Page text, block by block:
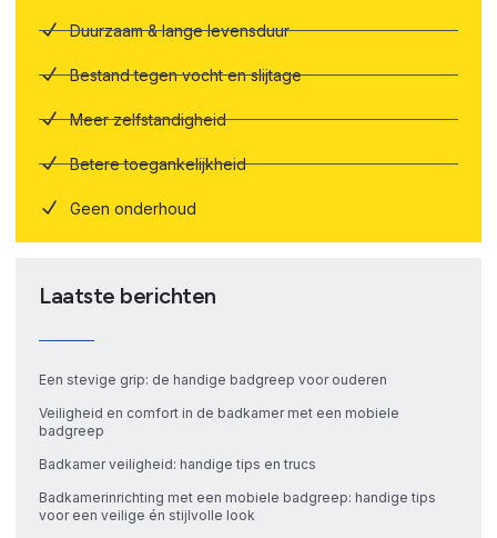
Duurzaam & lange levensduur
Bestand tegen vocht en slijtage
Meer zelfstandigheid
Betere toegankelijkheid
Geen onderhoud
Laatste berichten
Een stevige grip: de handige badgreep voor ouderen
Veiligheid en comfort in de badkamer met een mobiele
badgreep
Badkamer veiligheid: handige tips en trucs
Badkamerinrichting met een mobiele badgreep: handige tips
voor een veilige én stijlvolle look